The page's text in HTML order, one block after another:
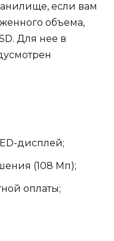
если вам
объема,
Для нее в
дисплей;
(108 Мп);
оплаты;